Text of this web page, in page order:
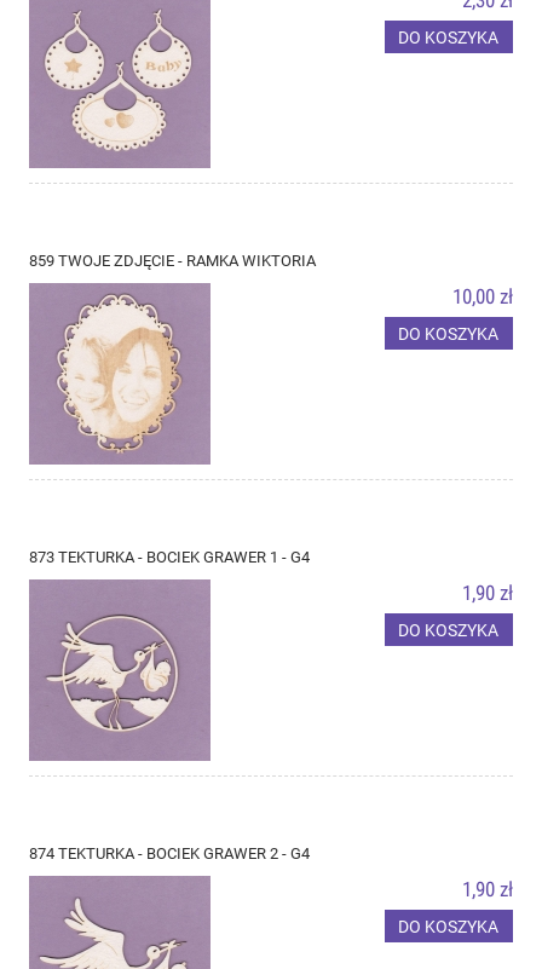
DO KOSZYKA
859 TWOJE ZDJĘCIE - RAMKA WIKTORIA
10,00 zł
DO KOSZYKA
873 TEKTURKA - BOCIEK GRAWER 1 - G4
1,90 zł
DO KOSZYKA
874 TEKTURKA - BOCIEK GRAWER 2 - G4
1,90 zł
DO KOSZYKA